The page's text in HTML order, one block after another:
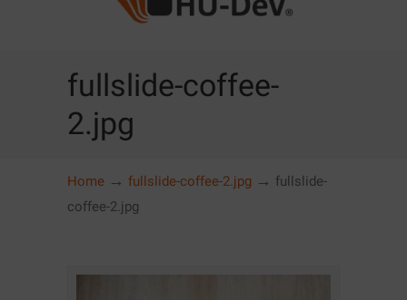
fullslide-coffee-
2.jpg
Home → fullslide-coffee-2.jpg → fullslide-
coffee-2.jpg